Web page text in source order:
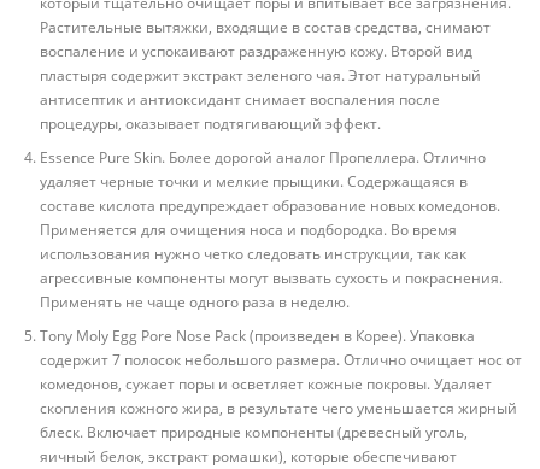
Растительные вытяжки, входящие в состав средства, снимают
воспаление и успокаивают раздраженную кожу. Второй вид
пластыря содержит экстракт зеленого чая. Этот натуральный
антисептик и антиоксидант снимает воспаления после
процедуры, оказывает подтягивающий эффект.
Essence Pure Skin. Более дорогой аналог Пропеллера. Отлично
удаляет черные точки и мелкие прыщики. Содержащаяся в
составе кислота предупреждает образование новых комедонов.
Применяется для очищения носа и подбородка. Во время
использования нужно четко следовать инструкции, так как
агрессивные компоненты могут вызвать сухость и покраснения.
Применять не чаще одного раза в неделю.
Tony Moly Egg Pore Nose Pack (произведен в Корее). Упаковка
содержит 7 полосок небольшого размера. Отлично очищает нос от
комедонов, сужает поры и осветляет кожные покровы. Удаляет
скопления кожного жира, в результате чего уменьшается жирный
блеск. Включает природные компоненты (древесный уголь,
яичный белок, экстракт ромашки), которые обеспечивают